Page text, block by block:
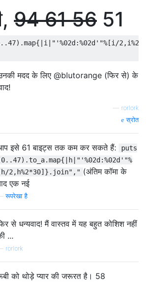
946156 51
मदद के लिए @blutorange (फिर से) के
rorlork
स्रोत
इसे 61 बाइट्स तक कम कर सकते हैं:
puts
2,h%2*30]}.join"," (अंतिम कॉमा के
एक नई
—रूपरेखा है
से धन्यवाद! मैं वास्तव में यह बहुत कोशिश नहीं
...
rorlork
को थोड़े प्यार की जरूरत है। 58